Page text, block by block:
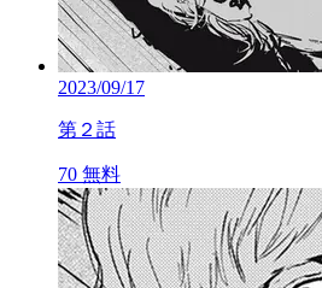
2023/09/17
第２話
70 無料